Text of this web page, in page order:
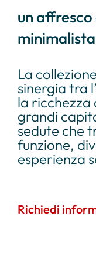
un
minimalista
La
sinergia tra
la ricchezza
grandi
sedute che
funzione,
esperienza
Richiedi